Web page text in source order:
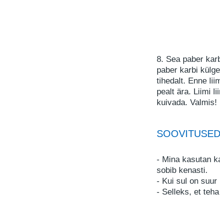
8. Sea paber
paber karbi
tihedalt. Enne
pealt ära. Liimi
kuivada. Valmis!
SOOVITUSED
- Mina kasutan
sobib kenasti.
- Kui sul on suur
- Selleks, et